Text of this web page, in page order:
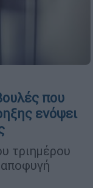
που
ενόψει
τριημέρου